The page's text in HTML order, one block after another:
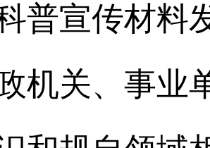
普宣传材料
机关、事业